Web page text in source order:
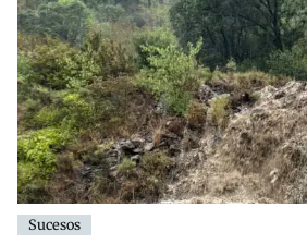
Sucesos